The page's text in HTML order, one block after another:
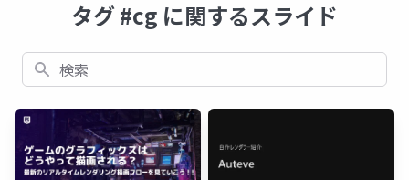
タグ #cg に関するスライド
検索